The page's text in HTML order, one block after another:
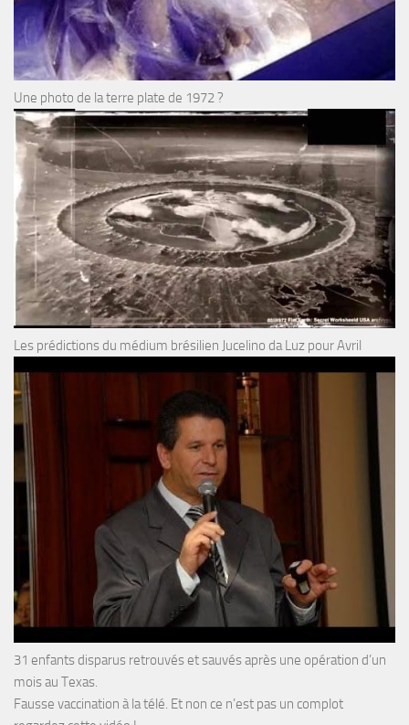
Une photo de la terre plate de 1972 ?
Les prédictions du médium brésilien Jucelino da Luz pour Avril
31 enfants disparus retrouvés et sauvés après une opération d’un
mois au Texas.
Fausse vaccination à la télé. Et non ce n’est pas un complot